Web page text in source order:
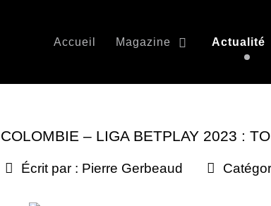
Accueil Magazine Actualité
COLOMBIE – LIGA BETPLAY 2023 :
Écrit par : Pierre Gerbeaud